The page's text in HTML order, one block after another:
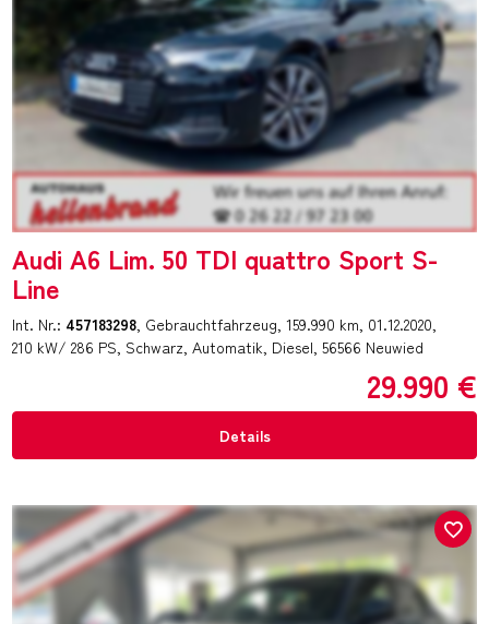
Audi A6 Lim. 50 TDI quattro Sport S-
Line
Int. Nr.: 457183298 Gebrauchtfahrzeug 159.990 km 01.12.2020
210 kW/ 286 PS Schwarz Automatik Diesel 56566 Neuwied
29.990 €
Details